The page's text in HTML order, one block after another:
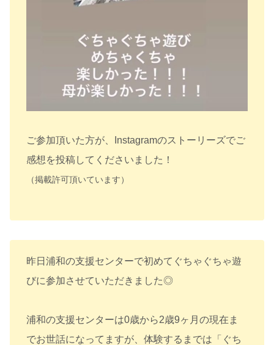
ご参加頂いた方が、Instagramのストーリーズでご
感想を投稿してくださいました！
（掲載許可頂いています）
昨日浦和の支援センターで初めてぐちゃぐちゃ遊
びに参加させていただきました◎
浦和の支援センターは0歳から2歳9ヶ月の現在ま
でお世話になってますが、体験するまでは「ぐち